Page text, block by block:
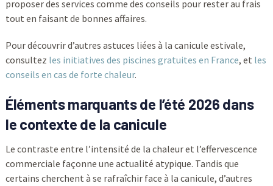
proposer des services comme des conseils pour rester au frais
tout en faisant de bonnes affaires.
Pour découvrir d’autres astuces liées à la canicule estivale,
consultez les initiatives des piscines gratuites en France, et les
conseils en cas de forte chaleur.
Éléments marquants de l’été 2026 dans
le contexte de la canicule
Le contraste entre l’intensité de la chaleur et l’effervescence
commerciale façonne une actualité atypique. Tandis que
certains cherchent à se rafraîchir face à la canicule, d’autres